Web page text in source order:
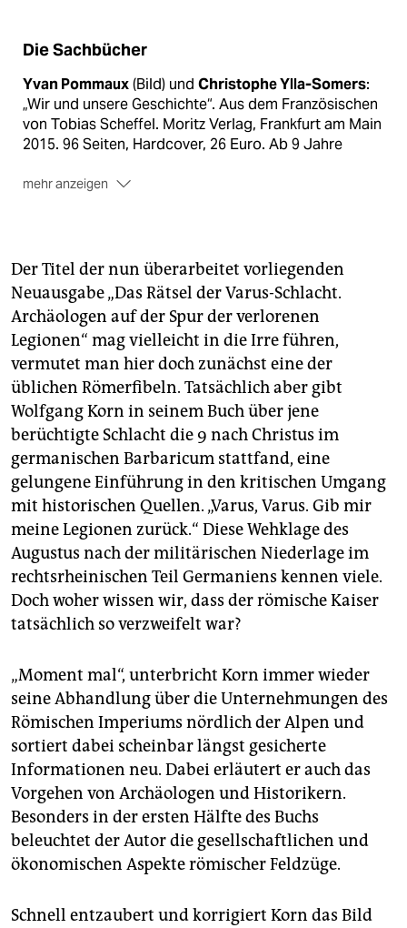
Die Sachbücher
Yvan Pommaux(Bild) und Christophe Ylla-Somers:
„Wir und unsere Geschichte“. Aus dem Französischen
von Tobias Scheffel. Moritz Verlag, Frankfurt am Main
2015. 96 Seiten, Hardcover, 26 Euro. Ab 9 Jahre
mehr anzeigen
Verlag, Berlin 2015. 16 Seiten, Hardcover, 24,90 Euro.
Ab 5 Jahre
Wolfgang Korn(Text) undKlaus Ensikat(Illustration):
„Das Rätsel der Varus-Schlacht. Archäologen auf der
Spur der verlorenen Legionen“. Gerstenberg Verlag,
Hildesheim 2015. 192 Seiten, Hardcover, 19,95 Euro.
Ab 12 Jahre
Der Titel der nun überarbeitet vorliegenden
Neuausgabe „Das Rätsel der Varus-Schlacht.
Archäologen auf der Spur der verlorenen
Legionen“ mag vielleicht in die Irre führen,
vermutet man hier doch zunächst eine der
üblichen Römerfibeln. Tatsächlich aber gibt
Wolfgang Korn in seinem Buch über jene
berüchtigte Schlacht die 9 nach Christus im
germanischen Barbaricum stattfand, eine
gelungene Einführung in den kritischen Umgang
mit historischen Quellen. „Varus, Varus. Gib mir
meine Legionen zurück.“ Diese Wehklage des
Augustus nach der militärischen Niederlage im
rechtsrheinischen Teil Germaniens kennen viele.
Doch woher wissen wir, dass der römische Kaiser
tatsächlich so verzweifelt war?
„Moment mal“, unterbricht Korn immer wieder
seine Abhandlung über die Unternehmungen des
Römischen Imperiums nördlich der Alpen und
sortiert dabei scheinbar längst gesicherte
Informationen neu. Dabei erläutert er auch das
Vorgehen von Archäologen und Historikern.
Besonders in der ersten Hälfte des Buchs
beleuchtet der Autor die gesellschaftlichen und
ökonomischen Aspekte römischer Feldzüge.
Schnell entzaubert und korrigiert Korn das Bild